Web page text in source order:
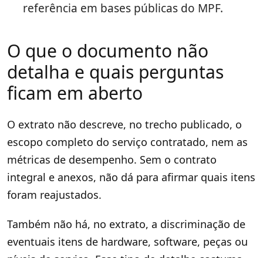
referência em bases públicas do MPF.
O que o documento não
detalha e quais perguntas
ficam em aberto
O extrato não descreve, no trecho publicado, o
escopo completo do serviço contratado, nem as
métricas de desempenho. Sem o contrato
integral e anexos, não dá para afirmar quais itens
foram reajustados.
Também não há, no extrato, a discriminação de
eventuais itens de hardware, software, peças ou